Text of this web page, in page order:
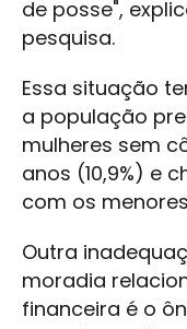
de posse",
pesquisa.
Essa situação
a população
mulheres sem
anos (10,9%) e
com os
Outra
moradia
financeira é o